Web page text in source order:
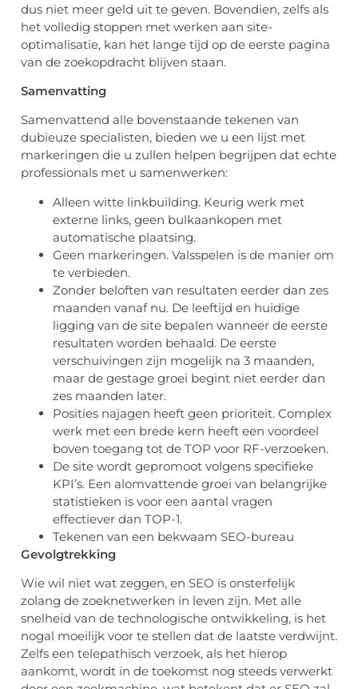
dus niet meer geld uit te geven. Bovendien, zelfs als
het volledig stoppen met werken aan site-
optimalisatie, kan het lange tijd op de eerste pagina
van de zoekopdracht blijven staan.
Samenvatting
Samenvattend alle bovenstaande tekenen van
dubieuze specialisten, bieden we u een lijst met
markeringen die u zullen helpen begrijpen dat echte
professionals met u samenwerken:
Alleen witte linkbuilding. Keurig werk met
externe links, geen bulkaankopen met
automatische plaatsing.
Geen markeringen. Valsspelen is de manier om
te verbieden.
Zonder beloften van resultaten eerder dan zes
maanden vanaf nu. De leeftijd en huidige
ligging van de site bepalen wanneer de eerste
resultaten worden behaald. De eerste
verschuivingen zijn mogelijk na 3 maanden,
maar de gestage groei begint niet eerder dan
zes maanden later.
Posities najagen heeft geen prioriteit. Complex
werk met een brede kern heeft een voordeel
boven toegang tot de TOP voor RF-verzoeken.
De site wordt gepromoot volgens specifieke
KPI’s. Een alomvattende groei van belangrijke
statistieken is voor een aantal vragen
effectiever dan TOP-1.
Tekenen van een bekwaam SEO-bureau
Gevolgtrekking
Wie wil niet wat zeggen, en SEO is onsterfelijk
zolang de zoeknetwerken in leven zijn. Met alle
snelheid van de technologische ontwikkeling, is het
nogal moeilijk voor te stellen dat de laatste verdwijnt.
Zelfs een telepathisch verzoek, als het hierop
aankomt, wordt in de toekomst nog steeds verwerkt